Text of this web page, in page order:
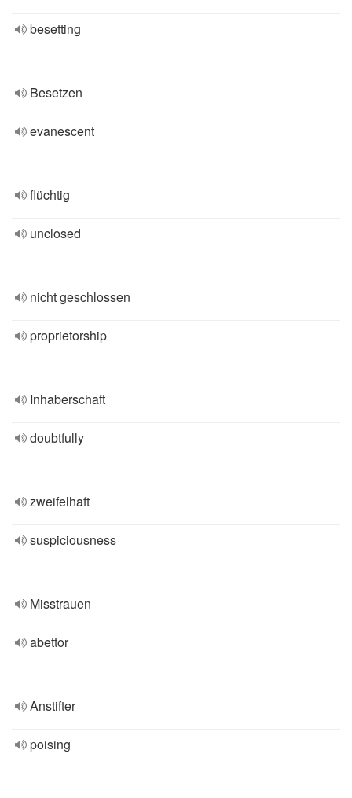
besetting
Besetzen
evanescent
flüchtig
unclosed
nicht geschlossen
proprietorship
Inhaberschaft
doubtfully
zweifelhaft
suspiciousness
Misstrauen
abettor
Anstifter
poising